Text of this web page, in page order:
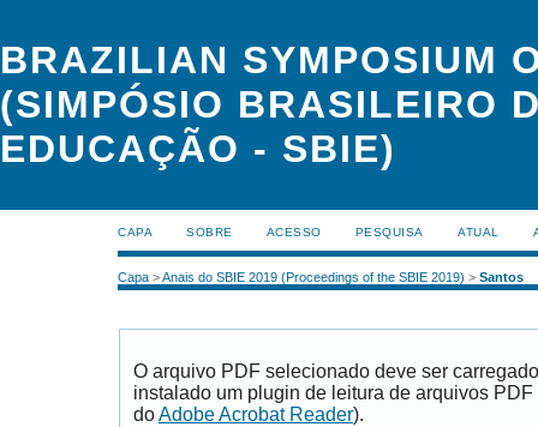
BRAZILIAN SYMPOSIUM
(SIMPÓSIO BRASILEIRO
EDUCAÇÃO - SBIE)
CAPA SOBRE ACESSO PESQUISA ATUAL
Capa >Anais do SBIE 2019 (Proceedings of the SBIE 2019) > Santos
O arquivo PDF selecionado deve ser
instalado um plugin de leitura de arquivos
doAdobe Acrobat Reader).